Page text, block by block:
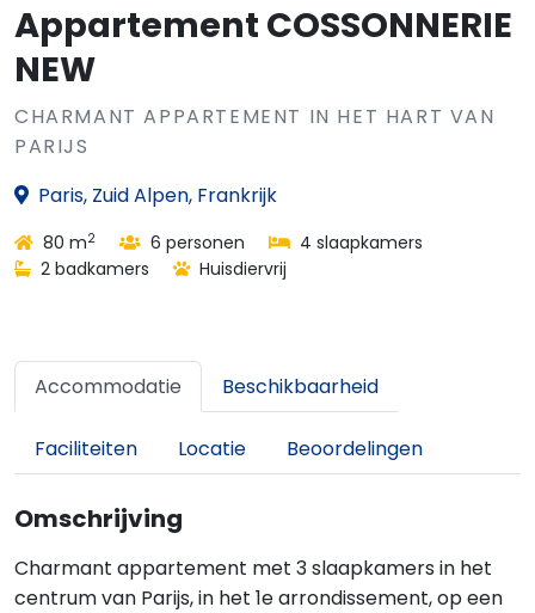
Appartement COSSONNERIE
NEW
CHARMANT APPARTEMENT IN HET HART VAN
PARIJS
Paris, Zuid Alpen, Frankrijk
80 m2 6 personen
4 slaapkamers
2 badkamers
Huisdiervrij
Accommodatie Beschikbaarheid
Faciliteiten Locatie Beoordelingen
Omschrijving
Charmant appartement met 3 slaapkamers in het
centrum van Parijs, in het 1e arrondissement, op een